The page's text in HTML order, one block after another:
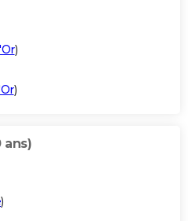
)
)
ans)
)